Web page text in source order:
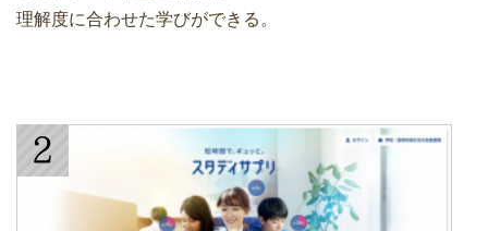
理解度に合わせた学びができる。